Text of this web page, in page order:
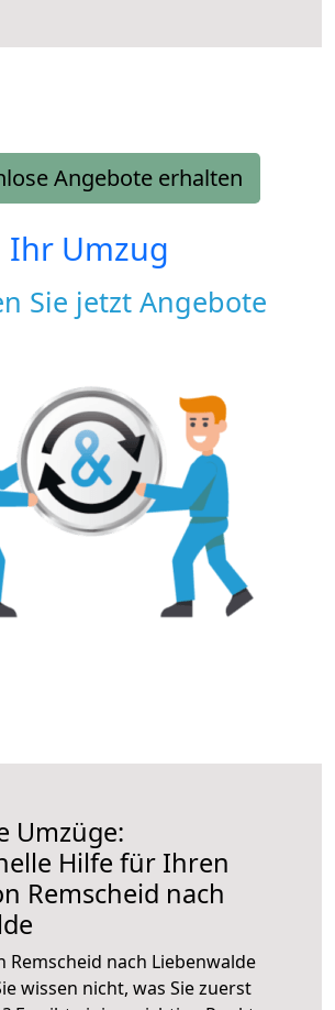
Angebote erhalten
Ihr Umzug
Sie jetzt Angebote
Umzüge:
Hilfe für Ihren
Remscheid nach
Remscheid nach Liebenwalde
wissen nicht, was Sie zuerst